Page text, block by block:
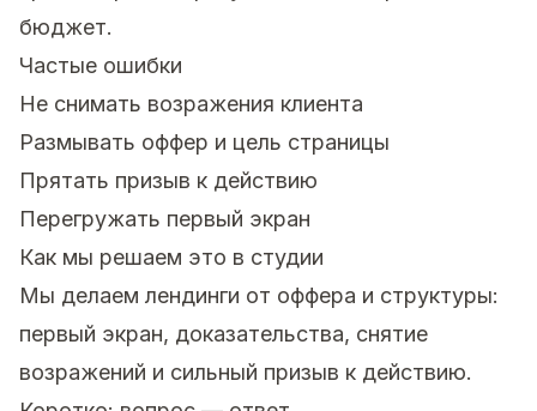
бюджет.
Частые ошибки
Не снимать возражения клиента
Размывать оффер и цель страницы
Прятать призыв к действию
Перегружать первый экран
Как мы решаем это в студии
Мы делаем лендинги от оффера и структуры:
первый экран, доказательства, снятие
возражений и сильный призыв к действию.